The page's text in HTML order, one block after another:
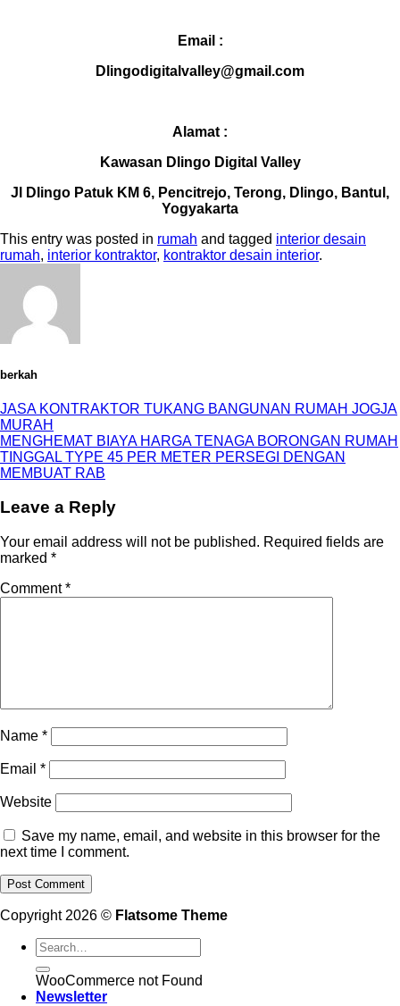
Email :
Dlingodigitalvalley@gmail.com
Alamat :
Kawasan Dlingo Digital Valley
Jl Dlingo Patuk KM 6, Pencitrejo, Terong, Dlingo, Bantul,
Yogyakarta
This entry was posted in rumah and tagged interior desain
rumah, interior kontraktor, kontraktor desain interior.
berkah
JASA KONTRAKTOR TUKANG BANGUNAN RUMAH JOGJA
MURAH
MENGHEMAT BIAYA HARGA TENAGA BORONGAN RUMAH
TINGGAL TYPE 45 PER METER PERSEGI DENGAN
MEMBUAT RAB
Leave a Reply
Your email address will not be published. Required fields are
marked *
Comment*
Name *
Email *
Website
Save my name, email, and website in this browser for the
next time I comment.
Copyright 2026 © Flatsome Theme
WooCommerce not Found
Newsletter